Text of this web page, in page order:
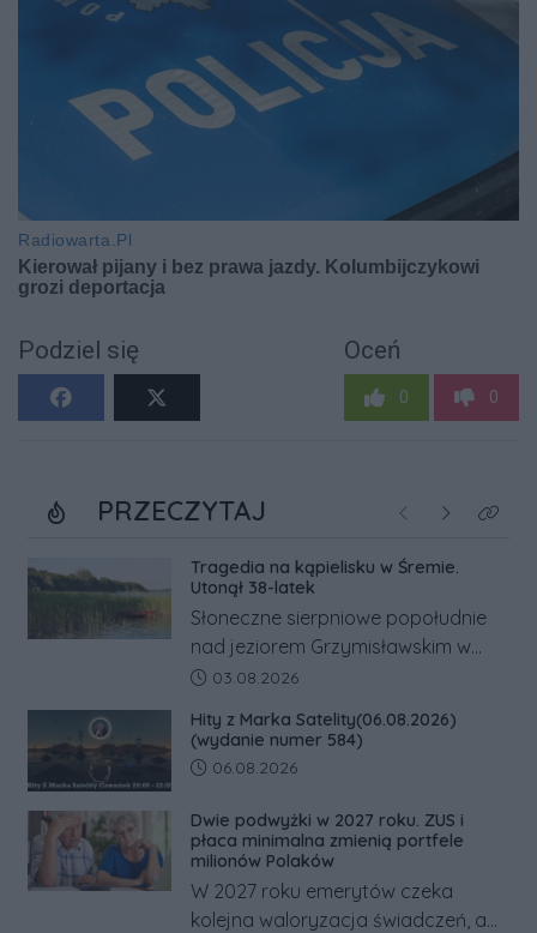
Podziel się Oceń
0 0
PRZECZYTAJ Poprzednie
NastępneKliknij
Tragedia na kąpielisku w Śremie.
Utonął 38-latek
Słoneczne sierpniowe popołudnie
nad jeziorem Grzymisławskim w
powiecie śremskim zakończyło się
odwrócić nawet natychmiastowe
działania służb ratunkowych.
Data dodania artykułu:
03.08.2026
Hity z Marka Satelity(06.08.2026)
(wydanie numer 584)
Data dodania artykułu:
06.08.2026
Dwie podwyżki w 2027 roku. ZUS i
płaca minimalna zmienią portfele
milionów Polaków
W 2027 roku emerytów czeka
kolejna waloryzacja świadczeń, a